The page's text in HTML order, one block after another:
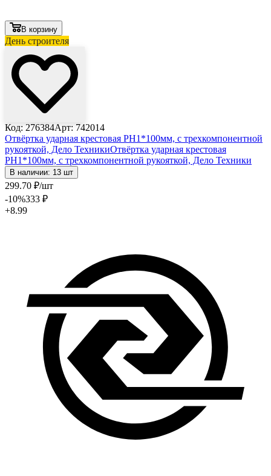
В корзину
День строителя
Код: 276384Арт: 742014
Отвёртка ударная крестовая PH1*100мм, с трехкомпонентной
рукояткой, Дело ТехникиОтвёртка ударная крестовая
PH1*100мм, с трехкомпонентной рукояткой, Дело Техники
В наличии: 13 шт
299.70 ₽/шт
-10%333 ₽
+8.99